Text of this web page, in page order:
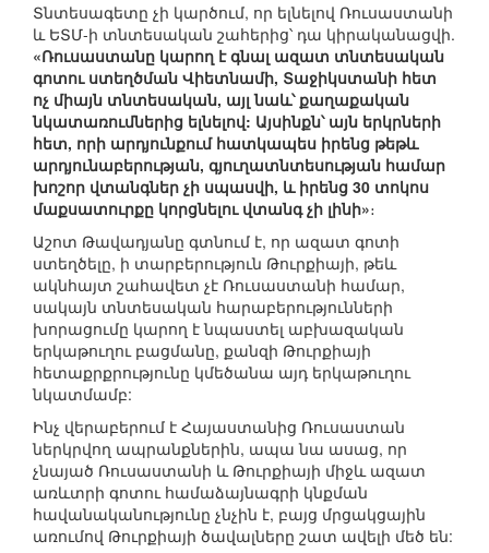
Տնտեսագետը չի կարծում, որ ելնելով Ռուսաստանի
և ԵՏՄ-ի տնտեսական շահերից՝ դա կիրականացվի.
«Ռուսաստանը կարող է գնալ ազատ տնտեսական
գոտու ստեղծման Վիետնամի, Տաջիկստանի հետ
ոչ միայն տնտեսական, այլ նաև՝ քաղաքական
նկատառումներից ելնելով: Այսինքն՝ այն երկրների
հետ, որի արդյունքում հատկապես իրենց թեթև
արդյունաբերության, գյուղատնտեսության համար
խոշոր վտանգներ չի սպասվի, և իրենց 30 տոկոս
մաքսատուրքը կորցնելու վտանգ չի լինի»։
Աշոտ Թավադյանը գտնում է, որ ազատ գոտի
ստեղծելը, ի տարբերություն Թուրքիայի, թեև
ակնհայտ շահավետ չէ Ռուսաստանի համար,
սակայն տնտեսական հարաբերությունների
խորացումը կարող է նպաստել աբխազական
երկաթուղու բացմանը, քանզի Թուրքիայի
հետաքրքրությունը կմեծանա այդ երկաթուղու
նկատմամբ:
Ինչ վերաբերում է Հայաստանից Ռուսաստան
ներկրվող ապրանքներին, ապա նա ասաց, որ
չնայած Ռուսաստանի և Թուրքիայի միջև ազատ
առևտրի գոտու համաձայնագրի կնքման
հավանականությունը չնչին է, բայց մրցակցային
առումով Թուրքիայի ծավալները շատ ավելի մեծ են: